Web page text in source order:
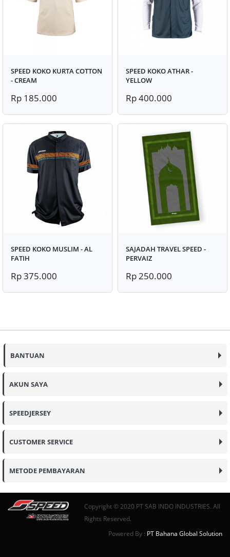
SPEED KOKO KURTA COTTON
- CREAM
Rp 185.000
SPEED KOKO ATHAR -
YELLOW
Rp 400.000
SPEED KOKO MUSLIM - AL
FATIH
Rp 375.000
SAJADAH TRAVEL SPEED -
PERVAIZ
Rp 250.000
BANTUAN
AKUN SAYA
SPEEDJERSEY
CUSTOMER SERVICE
METODE PEMBAYARAN
Copyright © 2020 PT SAB INDO INDUSTRIES. All
Rights Reserved.
Powered By : PT Bahana Global Solution